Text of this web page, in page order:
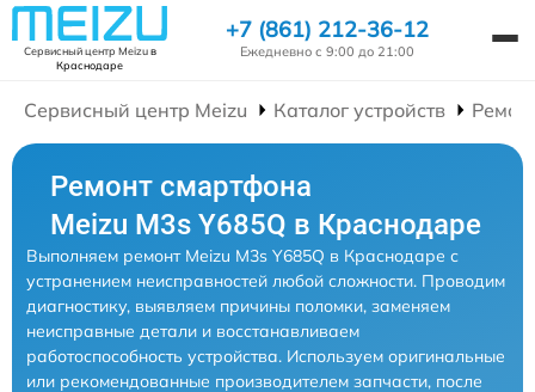
Сервисный центр Meizuв
Краснодаре
+7 (861) 212-36-12
Ежедневно с 9:00 до 21:00
Сервисный центр Meizu Каталог устройств
Ремонт смартфона
Meizu M3s Y685Q в Краснодаре
Выполняем ремонт Meizu M3s Y685Q в Краснодаре с
устранением неисправностей любой сложности. Проводим
диагностику, выявляем причины поломки, заменяем
неисправные детали и восстанавливаем
работоспособность устройства. Используем оригинальные
или рекомендованные производителем запчасти, после